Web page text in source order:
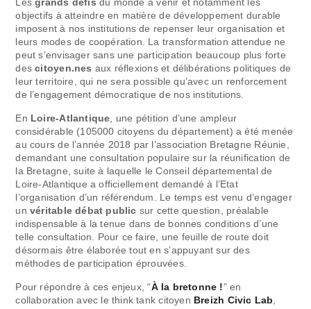
objectifs à atteindre en matière de développement durable
imposent à nos institutions de repenser leur organisation et
leurs modes de coopération. La transformation attendue ne
peut s’envisager sans une participation beaucoup plus forte
descitoyen.nes aux réflexions et délibérations politiques de
leur territoire, qui ne sera possible qu’avec un renforcement
de l’engagement démocratique de nos institutions.
En Loire-Atlantique , une pétition d’une ampleur
considérable (105000 citoyens du département) a été menée
au cours de l’année 2018 par l’association Bretagne Réunie,
demandant une consultation populaire sur la réunification de
la Bretagne, suite à laquelle le Conseil départemental de
Loire-Atlantique a officiellement demandé à l’Etat
l’organisation d’un référendum. Le temps est venu d’engager
unvéritable débat public sur cette question, préalable
indispensable à la tenue dans de bonnes conditions d’une
telle consultation. Pour ce faire, une feuille de route doit
désormais être élaborée tout en s’appuyant sur des
méthodes de participation éprouvées.
Pour répondre à ces enjeux, “À la bretonne !” en
collaboration avec le think tank citoyen Breizh Civic Lab